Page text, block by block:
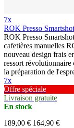
7x
ROK Presso
ROK Presso
cafetières manuelles
nouveau design frais
ressort révolutionnaire
la préparation de
7x
Offre spéciale
Livraison gratuite
En stock
189,00 € 164,90 €